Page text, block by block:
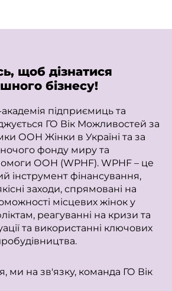
щоб дізнатися
бізнесу!
підприємиць та
ГО Вік Можливостей за
ООН Жінки в Україні та за
фонду миру та
ООН (WPHF). WPHF – це
інструмент фінансування,
заходи, спрямовані на
місцевих жінок у
реагуванні на кризи та
та використанні ключових
ми на зв'язку, команда ГО Вік